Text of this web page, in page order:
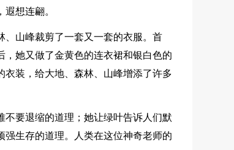
想连翩。
、山峰裁剪了一套又一套的衣服。首
她又做了金黄色的连衣裙和银白色的
装，给大地、森林、山峰增添了许多
要退缩的道理；她让绿叶告诉人们默
生存的道理。人类在这位神奇老师的